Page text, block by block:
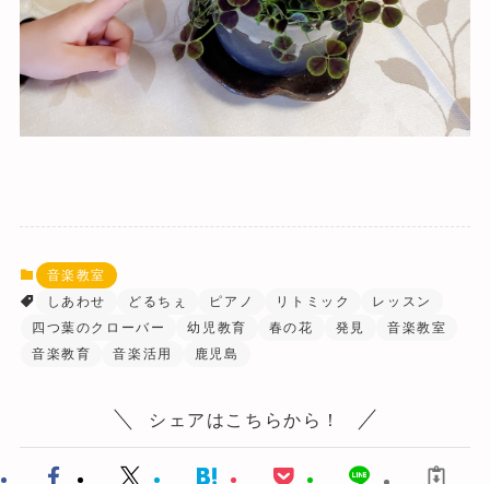
音楽教室
しあわせ
どるちぇ ピアノ リトミック
レッスン
四つ葉のクローバー
幼児教育 春の花 発見
音楽教室
音楽教育
音楽活用 鹿児島
シェアはこちらから！